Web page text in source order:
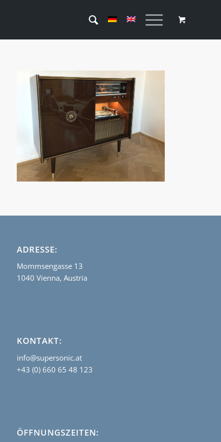
ADRESSE:
Mommsengasse 13
1040 Vienna, Austria
KONTAKT:
info@supersonic.at
+43 (0) 660 65 48 123
ÖFFNUNGSZEITEN: